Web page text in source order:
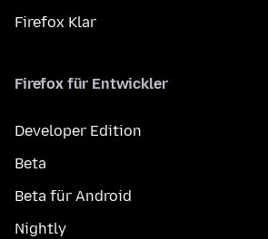
Firefox Klar
Firefox für Entwickler
Developer Edition
Beta
Beta für Android
Nightly